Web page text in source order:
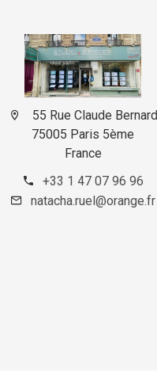
55 Rue Claude Bernard
75005 Paris 5ème
France
+33 1 47 07 96 96
natacha.ruel@orange.fr